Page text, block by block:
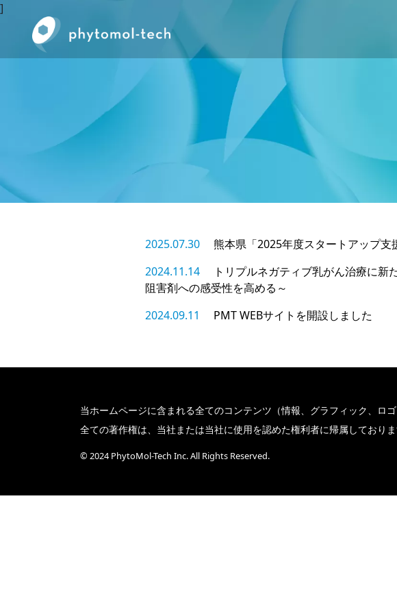
]
2025.07.30
熊本県「2025年度スタートアップ
2024.11.14
トリプルネガティブ乳がん治療に新
阻害剤への感受性を高める～
2024.09.11
PMT WEBサイトを開設しました
当ホームページに含まれる全てのコンテンツ（情報、グラフィック、ロ
全ての著作権は、当社または当社に使用を認めた権利者に帰属しておりま
© 2024 PhytoMol-Tech Inc. All Rights Reserved.